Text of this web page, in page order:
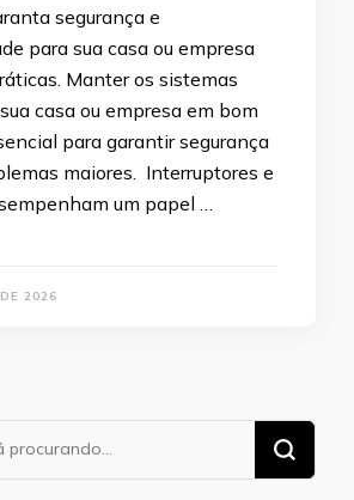
segurança e
para sua casa ou empresa
Manter os sistemas
casa ou empresa em bom
para garantir segurança
maiores. Interruptores e
um papel …
2026